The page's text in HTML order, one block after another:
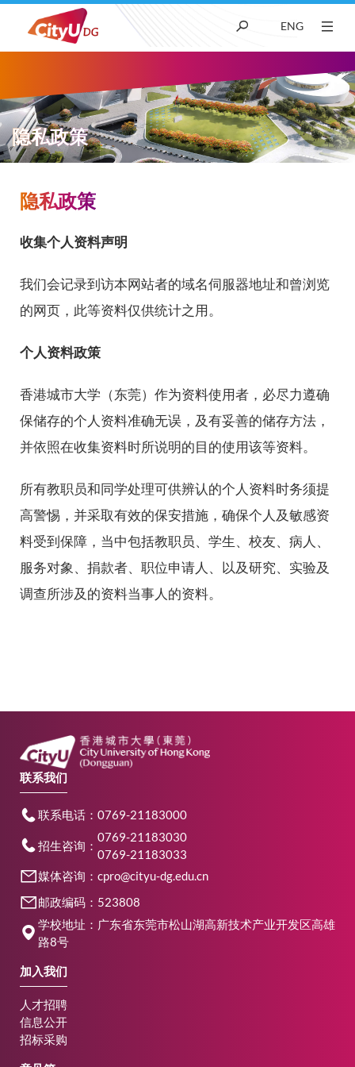
ENG
学术
学生生活
图书馆
快速链接
隐私政策
面
包
屑
隐私政策
收集个人资料声明
我们会记录到访本网站者的域名伺服器地址和曾浏览
的网页，此等资料仅供统计之用。
个人资料政策
香港城市大学（东莞）作为资料使用者，必尽力遵确
保储存的个人资料准确无误，及有妥善的储存方法，
并依照在收集资料时所说明的目的使用该等资料。
所有教职员和同学处理可供辨认的个人资料时务须提
高警惕，并采取有效的保安措施，确保个人及敏感资
料受到保障，当中包括教职员、学生、校友、病人、
服务对象、捐款者、职位申请人、以及研究、实验及
调查所涉及的资料当事人的资料。
联系我们
联系电话：0769-21183000
招生咨询：
0769-21183030
0769-21183033
媒体咨询：cpro@cityu-dg.edu.cn
邮政编码：523808
学校地址：广东省东莞市松山湖高新技术产业开发区高雄
路8号
加入我们
人才招聘
信息公开
招标采购